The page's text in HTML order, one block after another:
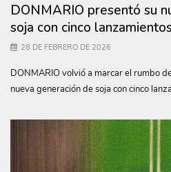
DONMARIO presentó su
soja con cinco
28 DE FEBRERO DE 2026
DONMARIO volvió a marcar el rumbo
nueva generación de soja con cinco